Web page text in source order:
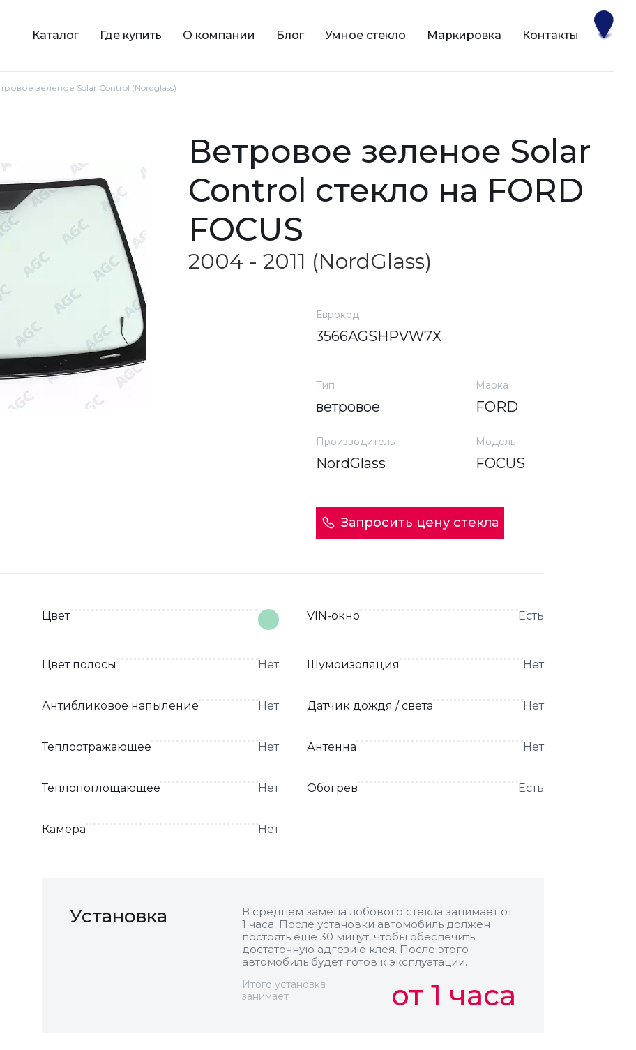
Каталог Где купить О компании Блог Умное стекло Маркировка Контакты
зеленое Solar Control (Nordglass)
ветровое зеленое Solar
Control стекло на FORD
FOCUS
2004 - 2011 (NordGlass)
Еврокод
3566AGSHPVW7X
Тип
ветровое
Марка
FORD
Производитель
NordGlass
Модель
FOCUS
Запросить цену стекла
Цвет VIN-окно Есть
Цвет полосы Нет Шумоизоляция Нет
Антибликовое напыление Нет Датчик дождя / света Нет
Теплоотражающее Нет Антенна Нет
Теплопоглощающее Нет Обогрев Есть
Камера Нет
Установка
В среднем замена лобового стекла занимает от
1 часа. После установки автомобиль должен
постоять еще 30 минут, чтобы обеспечить
достаточную адгезию клея. После этого
автомобиль будет готов к эксплуатации.
Итого установка
занимает
от 1 часа